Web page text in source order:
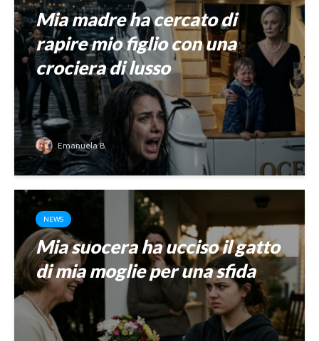
Mia madre ha cercato di
rapire mio figlio con una
crociera di lusso
Emanuela B.
NEWS
Mia suocera ha ucciso il gatto
di mia moglie per una sfida